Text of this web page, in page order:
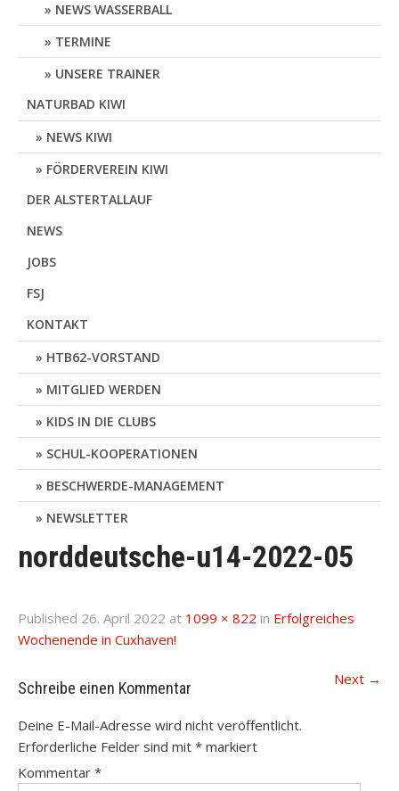
NEWS WASSERBALL
TERMINE
UNSERE TRAINER
NATURBAD KIWI
NEWS KIWI
FÖRDERVEREIN KIWI
DER ALSTERTALLAUF
NEWS
JOBS
FSJ
KONTAKT
HTB62-VORSTAND
MITGLIED WERDEN
KIDS IN DIE CLUBS
SCHUL-KOOPERATIONEN
BESCHWERDE-MANAGEMENT
NEWSLETTER
norddeutsche-u14-2022-05
Published 26. April 2022 at 1099 × 822 in Erfolgreiches
Wochenende in Cuxhaven!
Next →
Schreibe einen Kommentar
Deine E-Mail-Adresse wird nicht veröffentlicht.
Erforderliche Felder sind mit * markiert
Kommentar *